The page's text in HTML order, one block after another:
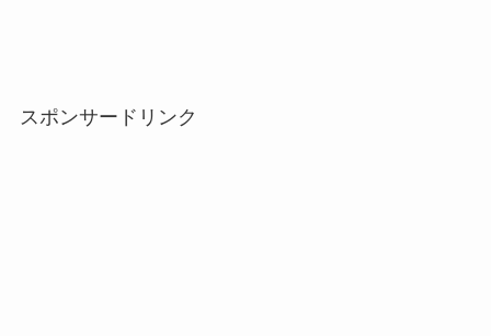
スポンサードリンク